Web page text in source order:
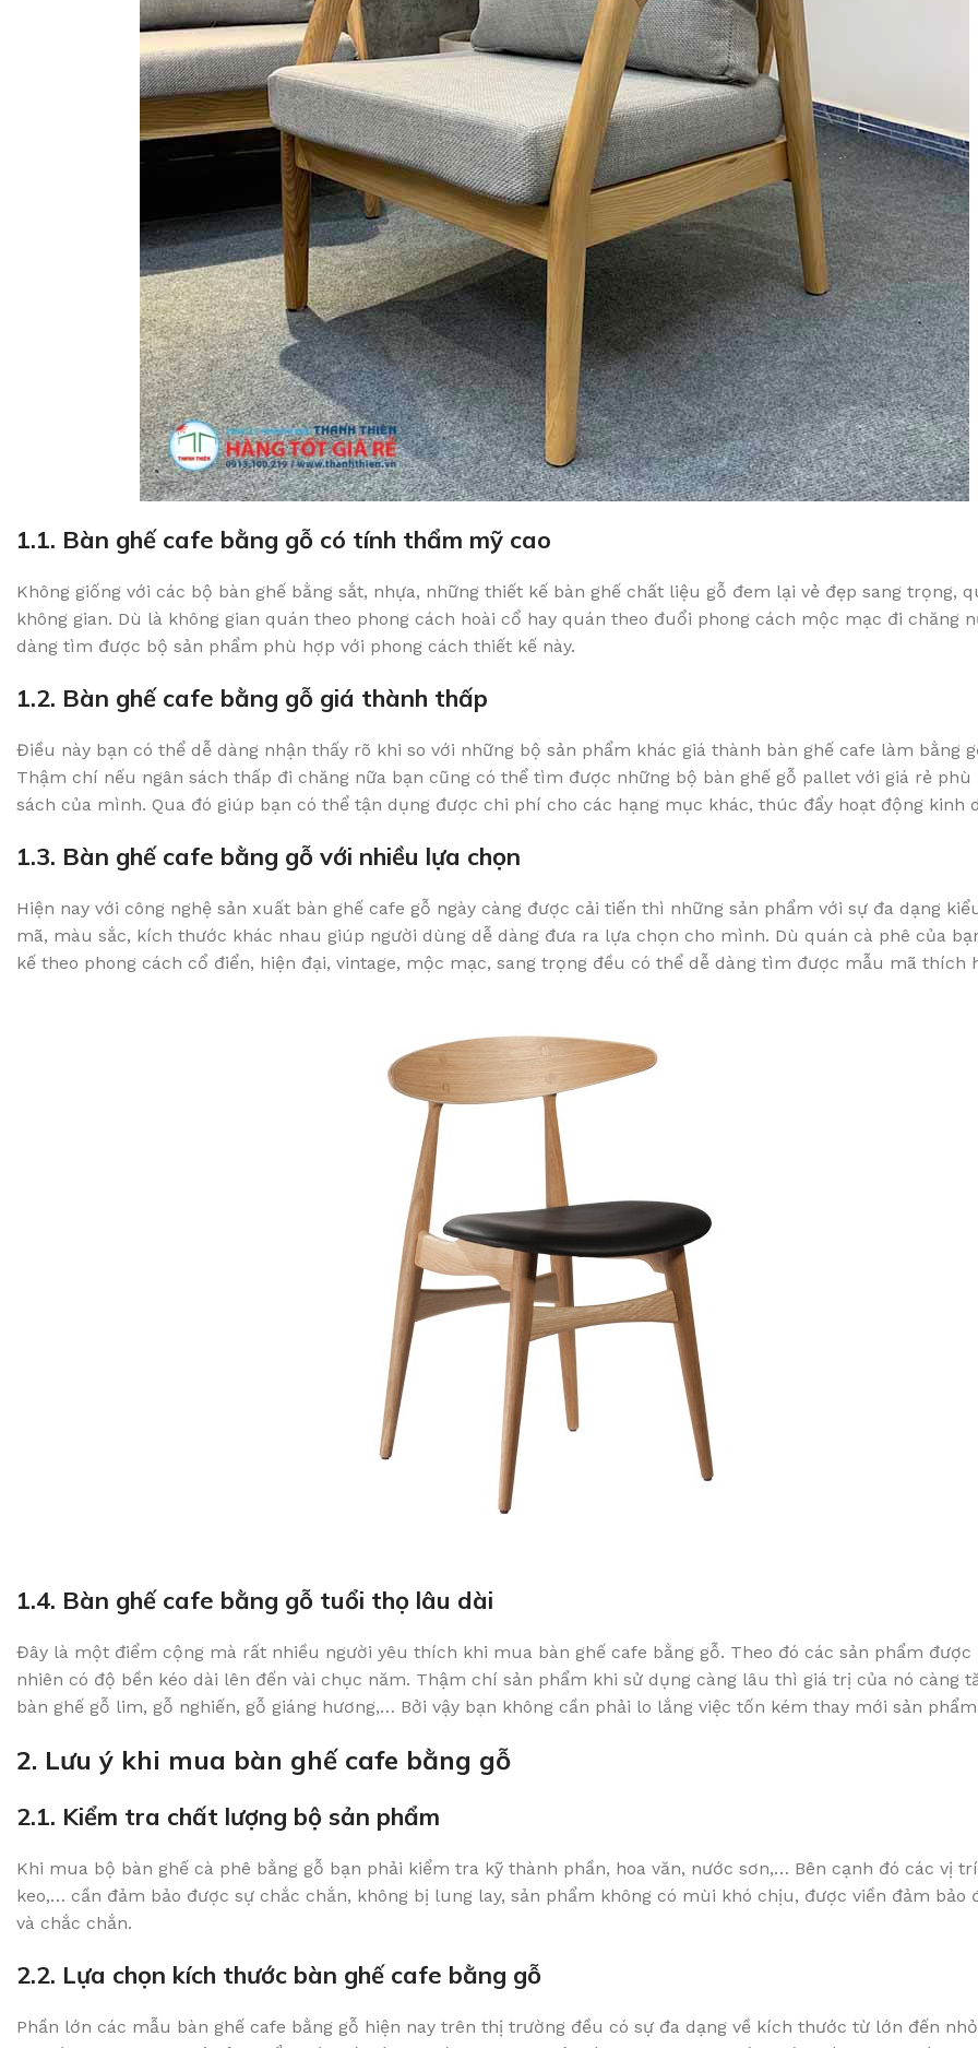
1.1. Bàn ghế cafe bằng gỗ có tính thẩm mỹ cao
Không giống với các bộ bàn ghế bằng sắt, nhựa, những thiết kế bàn ghế chất liệu gỗ đem lại vẻ đẹp sang trọng,
không gian. Dù là không gian quán theo phong cách hoài cổ hay quán theo đuổi phong cách mộc mạc đi chăng
dàng tìm được bộ sản phẩm phù hợp với phong cách thiết kế này.
1.2. Bàn ghế cafe bằng gỗ giá thành thấp
Điều này bạn có thể dễ dàng nhận thấy rõ khi so với những bộ sản phẩm khác giá thành bàn ghế cafe làm bằng
Thậm chí nếu ngân sách thấp đi chăng nữa bạn cũng có thể tìm được những bộ bàn ghế gỗ pallet với giá rẻ phù
sách của mình. Qua đó giúp bạn có thể tận dụng được chi phí cho các hạng mục khác, thúc đẩy hoạt động kinh
1.3. Bàn ghế cafe bằng gỗ với nhiều lựa chọn
Hiện nay với công nghệ sản xuất bàn ghế cafe gỗ ngày càng được cải tiến thì những sản phẩm với sự đa dạng
mã, màu sắc, kích thước khác nhau giúp người dùng dễ dàng đưa ra lựa chọn cho mình. Dù quán cà phê của
kế theo phong cách cổ điển, hiện đại, vintage, mộc mạc, sang trọng đều có thể dễ dàng tìm được mẫu mã thích
1.4. Bàn ghế cafe bằng gỗ tuổi thọ lâu dài
Đây là một điểm cộng mà rất nhiều người yêu thích khi mua bàn ghế cafe bằng gỗ. Theo đó các sản phẩm
nhiên có độ bền kéo dài lên đến vài chục năm. Thậm chí sản phẩm khi sử dụng càng lâu thì giá trị của nó càng
bàn ghế gỗ lim, gỗ nghiến, gỗ giáng hương,… Bởi vậy bạn không cần phải lo lắng việc tốn kém thay mới sản
2. Lưu ý khi mua bàn ghế cafe bằng gỗ
2.1. Kiểm tra chất lượng bộ sản phẩm
Khi mua bộ bàn ghế cà phê bằng gỗ bạn phải kiểm tra kỹ thành phần, hoa văn, nước sơn,… Bên cạnh đó các vị
keo,… cần đảm bảo được sự chắc chắn, không bị lung lay, sản phẩm không có mùi khó chịu, được viền đảm bảo
và chắc chắn.
2.2. Lựa chọn kích thước bàn ghế cafe bằng gỗ
Phần lớn các mẫu bàn ghế cafe bằng gỗ hiện nay trên thị trường đều có sự đa dạng về kích thước từ lớn đến